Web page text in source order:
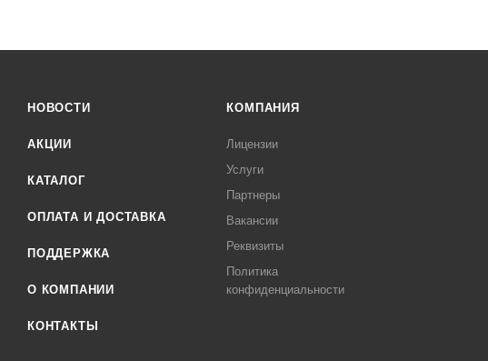
НОВОСТИ
АКЦИИ
КАТАЛОГ
ОПЛАТА И ДОСТАВКА
ПОДДЕРЖКА
О КОМПАНИИ
КОНТАКТЫ
КОМПАНИЯ
Лицензии
Услуги
Партнеры
Вакансии
Реквизиты
Политика
конфиденциальности